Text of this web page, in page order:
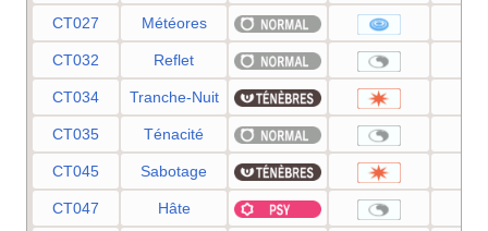
CT027 Météores
CT032 Reflet
CT034 Tranche-Nuit
CT035 Ténacité
CT045 Sabotage
CT047 Hâte